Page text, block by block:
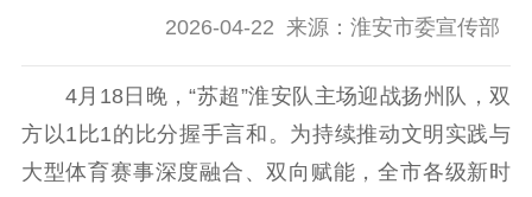
公示公告
通知公告 信息公开制度
信息公开指南
2026-04-22 来源：淮安市委宣传部
4月18日晚，“苏超”淮安队主场迎战扬州队，双
方以1比1的比分握手言和。为持续推动文明实践与
大型体育赛事深度融合、双向赋能，全市各级新时